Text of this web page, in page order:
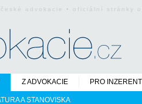
advokacie • oficiální stránky
A STANOVISKA
Z ADVOKACIE PRO